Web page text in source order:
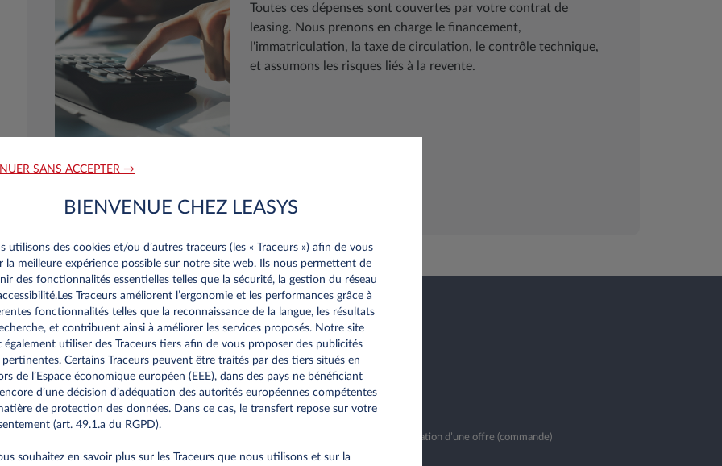
Toutes ces dépenses sont couvertes par votre contrat de
leasing. Nous prenons en charge le financement,
l'immatriculation, la taxe de circulation, le contrôle technique,
et assumons les risques liés à la revente.
personnalisee
du Luxembourg
d’existence?
société aura plus d'un an d’existence et que vos premiers bilans seront publiés. La validation d’une offre (commande)
crédit par Leasys Luxembourg.
SANS ACCEPTER →
BIENVENUE CHEZ LEASYS
utilisons des cookies et/ou d’autres traceurs (les « Traceurs ») afin de vous
la meilleure expérience possible sur notre site web. Ils nous permettent de
des fonctionnalités essentielles telles que la sécurité, la gestion du réseau
Traceurs améliorent l’ergonomie et les performances grâce à
fonctionnalités telles que la reconnaissance de la langue, les résultats
et contribuent ainsi à améliorer les services proposés. Notre site
également utiliser des Traceurs tiers afin de vous proposer des publicités
pertinentes. Certains Traceurs peuvent être traités par des tiers situés en
de l’Espace économique européen (EEE), dans des pays ne bénéficiant
d’une décision d’adéquation des autorités européennes compétentes
de protection des données. Dans ce cas, le transfert repose sur votre
(art. 49.1.a du RGPD).
souhaitez en savoir plus sur les Traceurs que nous utilisons et sur la